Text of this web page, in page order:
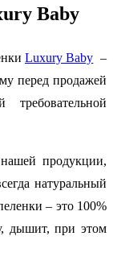
Baby
Luxury Baby –
перед продажей
продукции,
натуральный
– это 100%
дышит, при этом